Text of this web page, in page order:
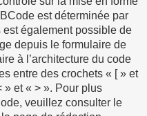
est déterminée par
est également possible de
depuis le formulaire de
à l’architecture du code
entre des crochets « [ » et
» et « > ». Pour plus
veuillez consulter le